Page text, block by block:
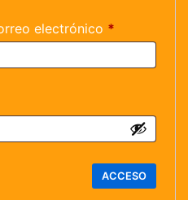
electrónico *
ACCESO